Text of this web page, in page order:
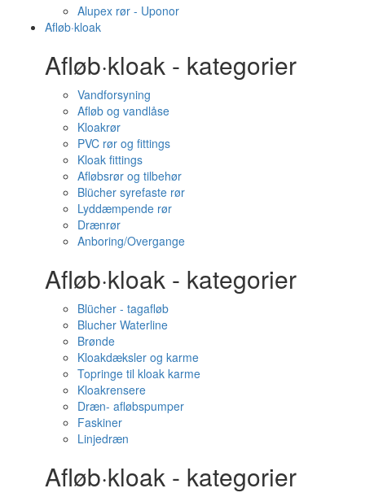
Alupex rør - Uponor
Afløb·kloak
Afløb·kloak - kategorier
Vandforsyning
Afløb og vandlåse
Kloakrør
PVC rør og fittings
Kloak fittings
Afløbsrør og tilbehør
Blücher syrefaste rør
Lyddæmpende rør
Drænrør
Anboring/Overgange
Afløb·kloak - kategorier
Blücher - tagafløb
Blucher Waterline
Brønde
Kloakdæksler og karme
Topringe til kloak karme
Kloakrensere
Dræn- afløbspumper
Faskiner
Linjedræn
Afløb·kloak - kategorier